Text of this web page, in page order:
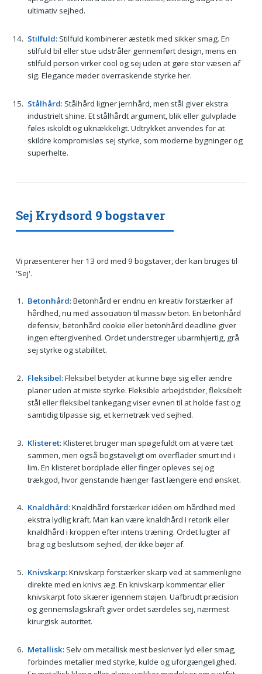
ultimativ sejhed.
Stilfuld: Stilfuld kombinerer æstetik med sikker smag. En
stilfuld bil eller stue udstråler gennemført design, mens en
stilfuld person virker cool og sej uden at gøre stor væsen af
sig. Elegance møder overraskende styrke her.
Stålhård: Stålhård ligner jernhård, men stål giver ekstra
industrielt shine. Et stålhårdt argument, blik eller gulvplade
føles iskoldt og uknækkeligt. Udtrykket anvendes for at
skildre kompromisløs sej styrke, som moderne bygninger og
superhelte.
Sej Krydsord 9 bogstaver
Vi præsenterer her 13 ord med 9 bogstaver, der kan bruges til
'Sej'.
Betonhård: Betonhård er endnu en kreativ forstærker af
hårdhed, nu med association til massiv beton. En betonhård
defensiv, betonhård cookie eller betonhård deadline giver
ingen eftergivenhed. Ordet understreger ubarmhjertig, grå
sej styrke og stabilitet.
Fleksibel: Fleksibel betyder at kunne bøje sig eller ændre
planer uden at miste styrke. Fleksible arbejdstider, fleksibelt
stål eller fleksibel tankegang viser evnen til at holde fast og
samtidig tilpasse sig, et kernetræk ved sejhed.
Klisteret: Klisteret bruger man spøgefuldt om at være tæt
sammen, men også bogstaveligt om overflader smurt ind i
lim. En klisteret bordplade eller finger opleves sej og
trækgod, hvor genstande hænger fast længere end ønsket.
Knaldhård: Knaldhård forstærker idéen om hårdhed med
ekstra lydlig kraft. Man kan være knaldhård i retorik eller
knaldhård i kroppen efter intens træning. Ordet lugter af
brag og beslutsom sejhed, der ikke bøjer af.
Knivskarp: Knivskarp forstærker skarp ved at sammenligne
direkte med en knivs æg. En knivskarp kommentar eller
knivskarpt foto skærer igennem støjen. Uafbrudt præcision
og gennemslagskraft giver ordet særdeles sej, nærmest
kirurgisk autoritet.
Metallisk: Selv om metallisk mest beskriver lyd eller smag,
forbindes metaller med styrke, kulde og uforgængelighed.